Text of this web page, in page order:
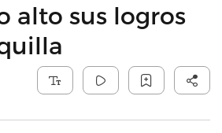
alto sus logros